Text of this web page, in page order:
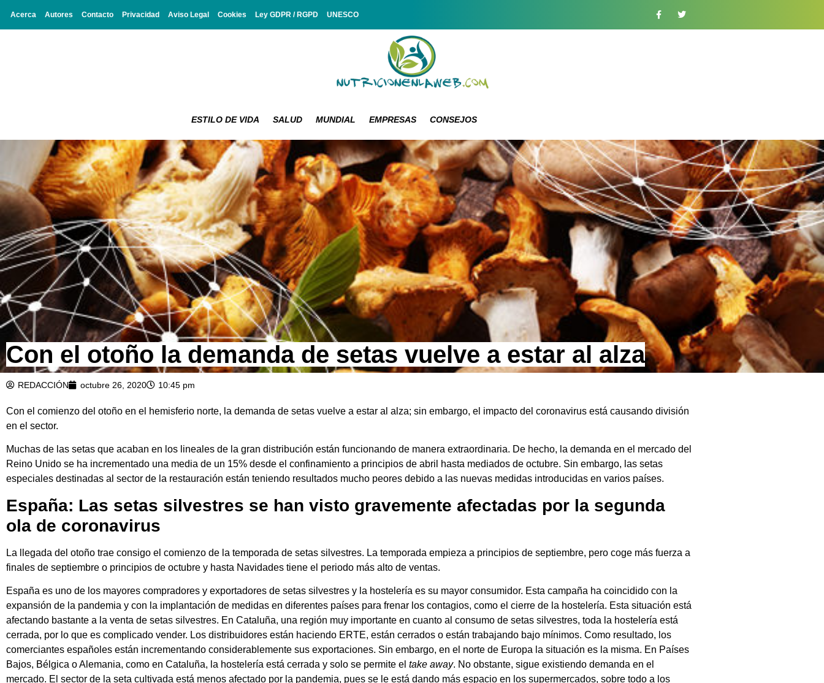
Acerca Autores Contacto Privacidad Aviso Legal Cookies Ley GDPR / RGPD UNESCO
ESTILO DE VIDA SALUD MUNDIAL EMPRESAS CONSEJOS
Con el otoño la demanda de setas vuelve a estar al alza
REDACCIÓN octubre 26, 2020 10:45 pm
Con el comienzo del otoño en el hemisferio norte, la demanda de setas vuelve a estar al alza; sin embargo, el impacto del coronavirus está causando división
en el sector.
Muchas de las setas que acaban en los lineales de la gran distribución están funcionando de manera extraordinaria. De hecho, la demanda en el mercado del
Reino Unido se ha incrementado una media de un 15% desde el confinamiento a principios de abril hasta mediados de octubre. Sin embargo, las setas
especiales destinadas al sector de la restauración están teniendo resultados mucho peores debido a las nuevas medidas introducidas en varios países.
España: Las setas silvestres se han visto gravemente afectadas por la segunda
ola de coronavirus
La llegada del otoño trae consigo el comienzo de la temporada de setas silvestres. La temporada empieza a principios de septiembre, pero coge más fuerza a
finales de septiembre o principios de octubre y hasta Navidades tiene el periodo más alto de ventas.
España es uno de los mayores compradores y exportadores de setas silvestres y la hostelería es su mayor consumidor. Esta campaña ha coincidido con la
expansión de la pandemia y con la implantación de medidas en diferentes países para frenar los contagios, como el cierre de la hostelería. Esta situación está
afectando bastante a la venta de setas silvestres. En Cataluña, una región muy importante en cuanto al consumo de setas silvestres, toda la hostelería está
cerrada, por lo que es complicado vender. Los distribuidores están haciendo ERTE, están cerrados o están trabajando bajo mínimos. Como resultado, los
comerciantes españoles están incrementando considerablemente sus exportaciones. Sin embargo, en el norte de Europa la situación es la misma. En Países
Bajos, Bélgica o Alemania, como en Cataluña, la hostelería está cerrada y solo se permite el take away. No obstante, sigue existiendo demanda en el
mercado. El sector de la seta cultivada está menos afectado por la pandemia, pues se le está dando más espacio en los supermercados, sobre todo a los